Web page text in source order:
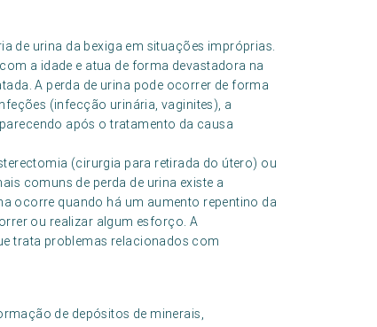
de urina da bexiga em situações impróprias.
a idade e atua de forma devastadora na
A perda de urina pode ocorrer de forma
(infecção urinária, vaginites), a
após o tratamento da causa
(cirurgia para retirada do útero) ou
comuns de perda de urina existe a
ocorre quando há um aumento repentino da
ou realizar algum esforço. A
trata problemas relacionados com
de depósitos de minerais,